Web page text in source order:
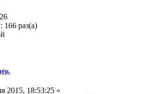
166 раз(а)
2015, 18:53:25 »